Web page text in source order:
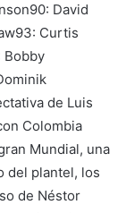
David
Curtis
Bobby
de Luis
Colombia
Mundial, una
del plantel, los
de Néstor